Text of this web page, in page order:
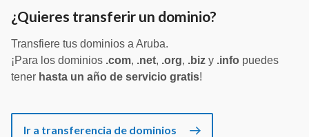
¿Quieres transferir un dominio?
Transfiere tus dominios a Aruba.
¡Para los dominios .com, .net, .org, .biz y .info puedes
tener hasta un año de servicio gratis!
Ir a transferencia de dominios